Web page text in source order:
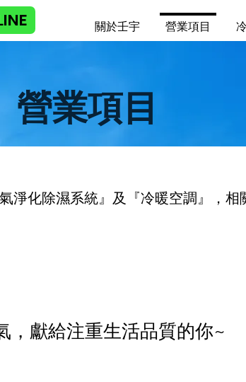
關於壬宇 營業項目
營業項目
淨化除濕系統』及『冷暖空調』，相
，獻給注重生活品質的你~